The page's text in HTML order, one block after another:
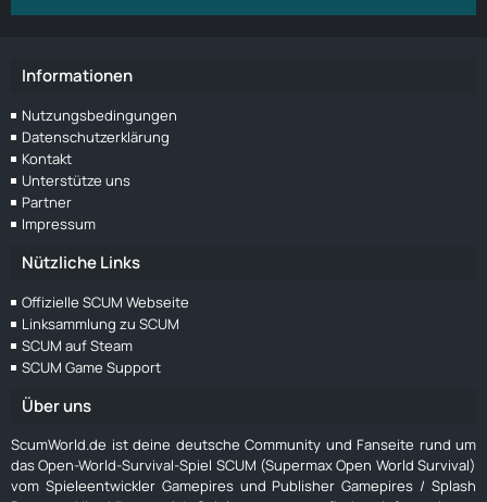
Informationen
Nutzungsbedingungen
Datenschutzerklärung
Kontakt
Unterstütze uns
Partner
Impressum
Nützliche Links
Offizielle SCUM Webseite
Linksammlung zu SCUM
SCUM auf Steam
SCUM Game Support
Über uns
ScumWorld.de ist deine deutsche Community und Fanseite rund um
das Open-World-Survival-Spiel SCUM (Supermax Open World Survival)
vom Spieleentwickler Gamepires und Publisher Gamepires / Splash